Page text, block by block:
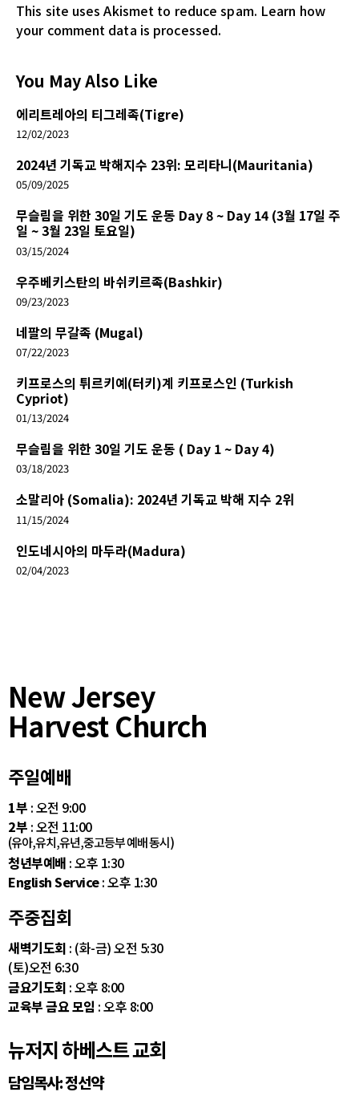
This site uses Akismet to reduce spam. Learn how
your comment data is processed.
You May Also Like
에리트레아의 티그레족(Tigre)
12/02/2023
2024년 기독교 박해지수 23위: 모리타니(Mauritania)
05/09/2025
무슬림을 위한 30일 기도 운동 Day 8 ~ Day 14 (3월 17일 주
일 ~ 3월 23일 토요일)
03/15/2024
우주베키스탄의 바쉬키르족(Bashkir)
09/23/2023
네팔의 무갈족 (Mugal)
07/22/2023
키프로스의 튀르키예(터키)계 키프로스인 (Turkish
Cypriot)
01/13/2024
무슬림을 위한 30일 기도 운동 ( Day 1 ~ Day 4)
03/18/2023
소말리아 (Somalia): 2024년 기독교 박해 지수 2위
11/15/2024
인도네시아의 마두라(Madura)
02/04/2023
New Jersey
Harvest Church
주일예배
1부 : 오전 9:00
2부 : 오전 11:00
(유아,유치,유년,중고등부 예배 동시)
청년부예배 : 오후 1:30
English Service: 오후 1:30
주중집회
새벽기도회 : (화-금) 오전 5:30
(토)오전 6:30
금요기도회 : 오후 8:00
교육부 금요 모임 : 오후 8:00
뉴저지 하베스트 교회
담임목사: 정선약